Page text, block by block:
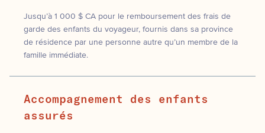
Jusqu’à 1 000 $ CA pour le remboursement des frais de
garde des enfants du voyageur, fournis dans sa province
de résidence par une personne autre qu’un membre de la
famille immédiate.
Accompagnement des enfants
assurés